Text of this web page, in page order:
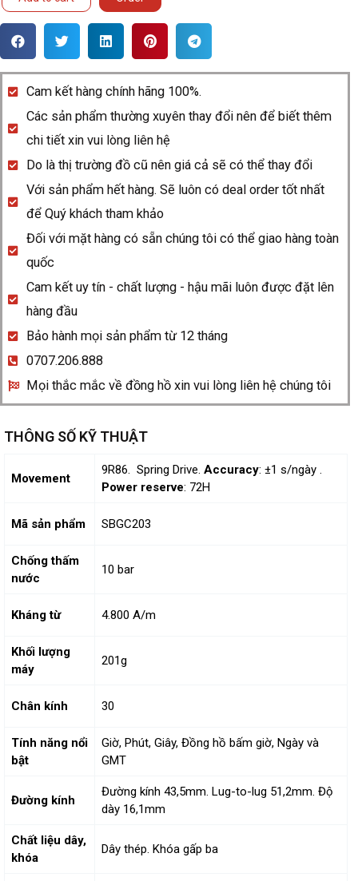
SBGC203
Cam kết hàng chính hãng 100%.
Các sản phẩm thường xuyên thay đổi nên để biết thêm
chi tiết xin vui lòng liên hệ
Do là thị trường đồ cũ nên giá cả sẽ có thể thay đổi
Với sản phẩm hết hàng. Sẽ luôn có deal order tốt nhất
để Quý khách tham khảo
Đối với mặt hàng có sẵn chúng tôi có thể giao hàng toàn
quốc
Cam kết uy tín - chất lượng - hậu mãi luôn được đặt lên
hàng đầu
Bảo hành mọi sản phẩm từ 12 tháng
0707.206.888
Mọi thắc mắc về đồng hồ xin vui lòng liên hệ chúng tôi
THÔNG SỐ KỸ THUẬT
Movement
9R86. Spring Drive. Accuracy: ±1 s/ngày .
Power reserve: 72H
Mã sản phẩm SBGC203
Chống thấm
nước
10 bar
Kháng từ 4.800 A/m
Khối lượng
máy
201g
Chân kính 30
Tính năng nổi
bật
Giờ, Phút, Giây, Đồng hồ bấm giờ, Ngày và
GMT
Đường kính
Đường kính 43,5mm. Lug-to-lug 51,2mm. Độ
dày 16,1mm
Chất liệu dây,
khóa
Dây thép. Khóa gấp ba